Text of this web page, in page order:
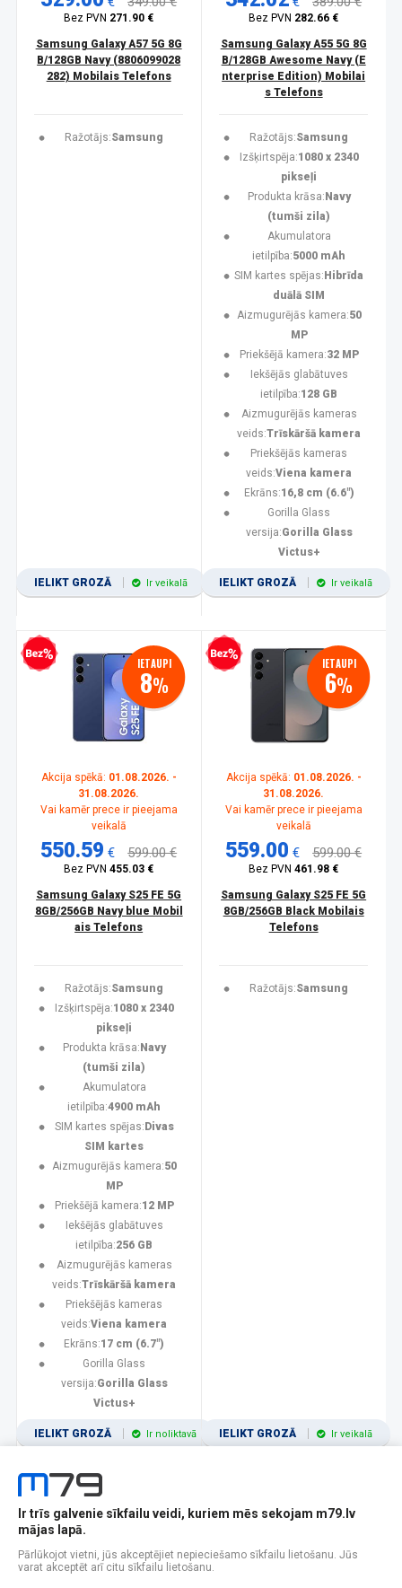
Bez PVN 271.90 €
Samsung Galaxy A57 5G 8G
B/128GB Navy (8806099028
282) Mobilais Telefons
Ražotājs:Samsung
IELIKT GROZĀ Ir veikalā
Bez PVN 282.66 €
Samsung Galaxy A55 5G 8G
B/128GB Awesome Navy (E
nterprise Edition) Mobilai
s Telefons
Ražotājs:Samsung
Izšķirtspēja:1080 x 2340
pikseļi
Produkta krāsa: Navy
(tumši zila)
Akumulatora
ietilpība:5000 mAh
SIM kartes spējas: Hibrīda
duālā SIM
Aizmugurējās kamera:50
MP
Priekšējā kamera:32 MP
Iekšējās glabātuves
ietilpība:128 GB
Aizmugurējās kameras
veids:Trīskāršā kamera
Priekšējās kameras
veids:Viena kamera
Ekrāns:16,8 cm (6.6")
Gorilla Glass
versija:Gorilla Glass
Victus+
IELIKT GROZĀ Ir veikalā
kredīts IETAUPI
8%
Akcija spēkā: 01.08.2026. -
31.08.2026.
Vai kamēr prece ir pieejama
veikalā
550.59 € 599.00 €
Bez PVN455.03 €
Samsung Galaxy S25 FE 5G
8GB/256GB Navy blue Mobil
ais Telefons
Ražotājs:Samsung
Izšķirtspēja:1080 x 2340
pikseļi
Produkta krāsa: Navy
(tumši zila)
Akumulatora
ietilpība:4900 mAh
SIM kartes spējas: Divas
SIM kartes
Aizmugurējās kamera:50
MP
Priekšējā kamera:12 MP
Iekšējās glabātuves
ietilpība:256 GB
Aizmugurējās kameras
veids:Trīskāršā kamera
Priekšējās kameras
veids:Viena kamera
Ekrāns:17 cm (6.7")
Gorilla Glass
versija:Gorilla Glass
Victus+
IELIKT GROZĀ Ir noliktavā
Bezprocentu kredīts IETAUPI
6%
Akcija spēkā: 01.08.2026. -
31.08.2026.
Vai kamēr prece ir pieejama
veikalā
559.00 € 599.00 €
Bez PVN461.98 €
Samsung Galaxy S25 FE 5G
8GB/256GB Black Mobilais
Telefons
Ražotājs:Samsung
IELIKT GROZĀ Ir veikalā
1 2 3 4 5 6 7 8 9 10 11
Popularitātes Rādīt 12
Ir trīs galvenie sīkfailu veidi, kuriem mēs sekojam m79.lv
mājas lapā.
Pārlūkojot vietni, jūs akceptējiet nepieciešamo sīkfailu lietošanu. Jūs
varat akceptēt arī citu sīkfailu lietošanu.